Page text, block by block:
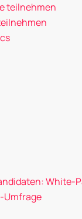
teilnehmen
White-
Umfrage